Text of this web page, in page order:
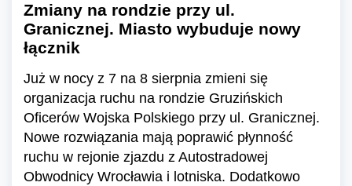
Zmiany na rondzie przy ul.
Granicznej. Miasto wybuduje nowy
łącznik
Już w nocy z 7 na 8 sierpnia zmieni się
organizacja ruchu na rondzie Gruzińskich
Oficerów Wojska Polskiego przy ul. Granicznej.
Nowe rozwiązania mają poprawić płynność
ruchu w rejonie zjazdu z Autostradowej
Obwodnicy Wrocławia i lotniska. Dodatkowo